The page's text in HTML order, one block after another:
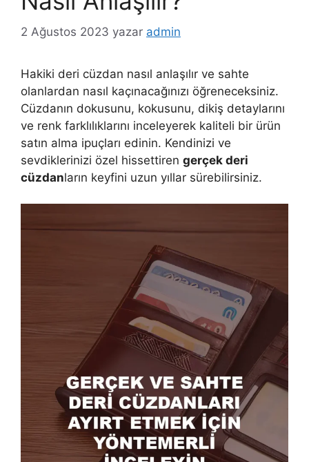
2 Ağustos 2023 yazar admin
Hakiki deri cüzdan nasıl anlaşılır ve sahte
olanlardan nasıl kaçınacağınızı öğreneceksiniz.
Cüzdanın dokusunu, kokusunu, dikiş detaylarını
ve renk farklılıklarını inceleyerek kaliteli bir ürün
satın alma ipuçları edinin. Kendinizi ve
sevdiklerinizi özel hissettiren gerçek deri
cüzdanların keyfini uzun yıllar sürebilirsiniz.